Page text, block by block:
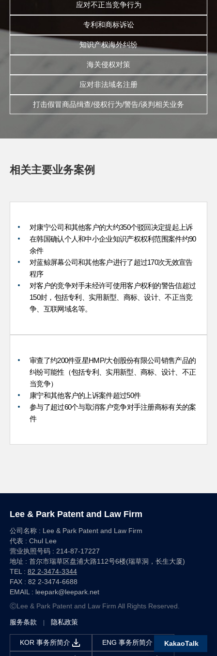
应对不正当竞争行为
专利和商标诉讼
知识产权海外纠纷
海关侵权对策
应对非法域名注册
打击假冒商品缉查/侵权行为/警告/谈判相关业务
相关主要业务案例
对康宁公司和其他客户的大约350个驳回决定提起上诉
在韩国确认个人和中小企业知识产权权利范围案件约90
余件
对蓝鲸屏幕公司和其他客户进行了超过170次无效宣告
程序
对客户的竞争对手未经许可使用客户权利的警告信超过
150封，包括专利、实用新型、商标、设计、不正当竞
争、互联网域名等。
审查了约200件亚星HMP/大创股份有限公司销售产品的
纠纷可能性（包括专利、实用新型、商标、设计、不正
当竞争）
康宁和其他客户的上诉案件超过50件
参与了超过60个与取消客户竞争对手注册商标有关的案
件
Lee & Park Patent and Law Firm
公司名称 : Lee & Park Patent and Law Firm
代表 : Chul Lee
营业执照号码 : ‍214-87-17227
地址 : 首尔市瑞草区盘浦大路112号6楼(瑞草洞，长生大厦)
TEL : 82 2-3474-3344
FAX : 82 2-3474-6688
EMAIL : leepark‍@leepark.net
ⒸLee & Park Patent and Law Firm All Rights Reserved.
服务条款 隐私政策
KOR 事务所简介 download ENG 事务所简介 KakaoTalk